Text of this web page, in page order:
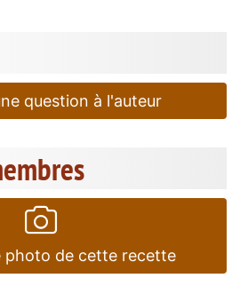
question à l'auteur
photo de cette recette